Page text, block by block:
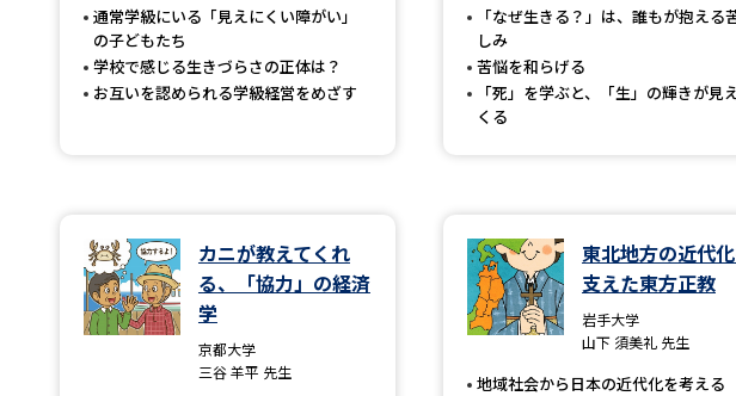
通常学級にいる「見えにくい障がい」
の子どもたち
学校で感じる生きづらさの正体は？
お互いを認められる学級経営をめざす
「なぜ生きる？」は、誰もが抱える
しみ
苦悩を和らげる
「死」を学ぶと、「生」の輝きが見
くる
カニが教えてくれ
る、「協力」の経済
学
京都大学
三谷 羊平 先生
東北地方の近代
支えた東方正教
岩手大学
山下 須美礼 先生
地域社会から日本の近代化を考える